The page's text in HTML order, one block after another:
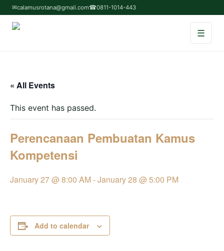
✉calamusrotana@gmail.com☎0811-1014-443
☰
Service & Program
Testimoni
« All Events
This event has passed.
Perencanaan Pembuatan Kamus
Kompetensi
January 27 @ 8:00 AM-January 28 @ 5:00 PM
Add to calendar